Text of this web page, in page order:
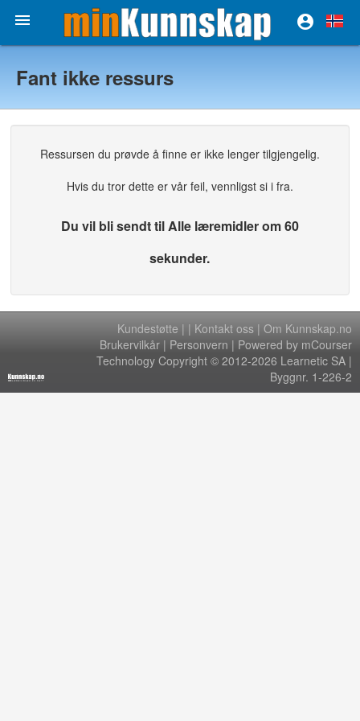


Fant ikke ressurs
Ressursen du prøvde å finne er ikke lenger tilgjengelig.
Hvis du tror dette er vår feil, vennligst si i fra.
Du vil bli sendt til Alle læremidler om 60
sekunder.
Kundestøtte | | Kontakt oss | Om Kunnskap.no
Brukervilkår | Personvern | Powered by mCourser
Technology Copyright © 2012-2026 Learnetic SA |
Byggnr. 1-226-2